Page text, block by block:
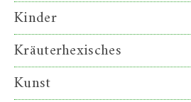
Kinder
Kräuterhexisches
Kunst